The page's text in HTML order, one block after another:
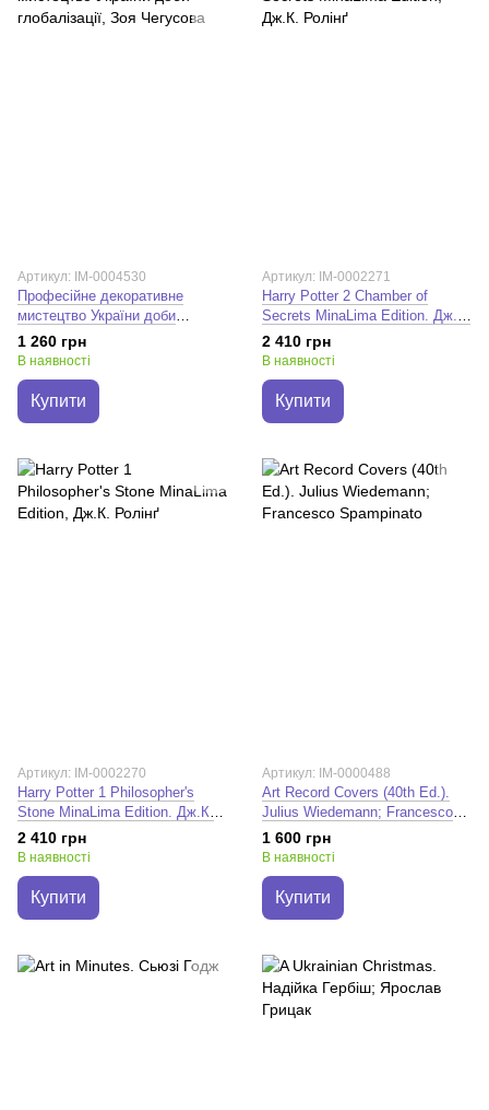
Артикул: IM-0004530
Професійне декоративне
мистецтво України доби
глобалізації. Зоя Чегусова
1 260 грн
В наявності
Купити
Артикул: IM-0002271
Harry Potter 2 Chamber of
Secrets MinaLima Edition. Дж.К.
Ролінґ
2 410 грн
В наявності
Купити
Артикул: IM-0002270
Harry Potter 1 Philosopher's
Stone MinaLima Edition. Дж.К.
Ролінґ
2 410 грн
В наявності
Купити
Артикул: IM-0000488
Art Record Covers (40th Ed.).
Julius Wiedemann; Francesco
Spampinato
1 600 грн
В наявності
Купити